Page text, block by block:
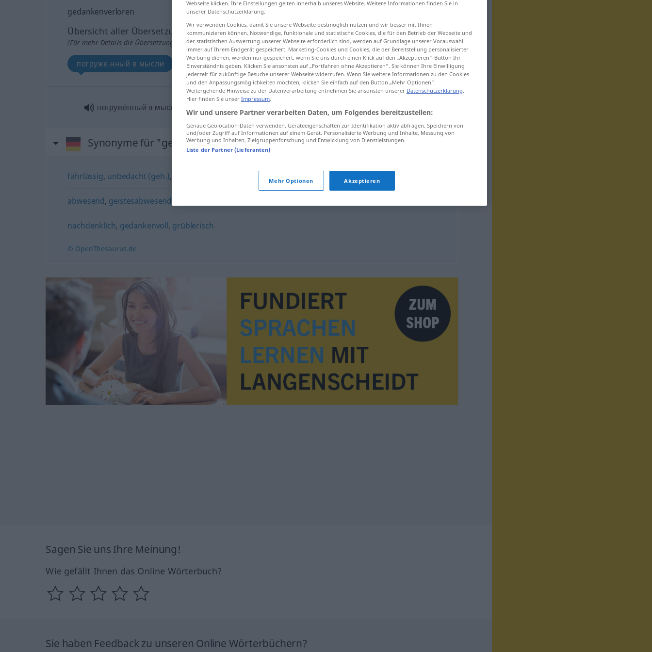
gedankenverloren
Übersicht aller Übersetzungen
(Für mehr Details die Übersetzung anklicken/antippen)
погружe.нный в мысли
погружённый в мысли gedankenverloren
Synonyme für "gedankenverloren"
fahrlässig, unbedacht (geh.),
abwesend, geistesabwesend
nachdenklich, gedankenvoll, grüblerisch
© OpenThesaurus.de
Sagen Sie uns Ihre Meinung!
Wie gefällt Ihnen das Online Wörterbuch?
Sie haben Feedback zu unseren Online Wörterbüchern?
Webseite klicken. Ihre Einstellungen gelten innerhalb unseres Website. Weitere Informationen finden Sie in
unserer Datenschutzerklärung.
Wir verwenden Cookies, damit Sie unsere Webseite bestmöglich nutzen und wir besser mit Ihnen
kommunizieren können. Notwendige, funktionale und statistische Cookies, die für den Betrieb der Webseite und
der statistischen Auswertung unserer Webseite erforderlich sind, werden auf Grundlage unserer Vorauswahl
immer auf Ihrem Endgerät gespeichert. Marketing-Cookies und Cookies, die der Bereitstellung personalisierter
Werbung dienen, werden nur gespeichert, wenn Sie uns durch einen Klick auf den „Akzeptieren“-Button Ihr
Einverständnis geben. Klicken Sie ansonsten auf „Fortfahren ohne Akzeptieren“. Sie können Ihre Einwilligung
jederzeit für zukünftige Besuche unserer Webseite widerrufen. Wenn Sie weitere Informationen zu den Cookies
und den Anpassungsmöglichkeiten möchten, klicken Sie einfach auf den Button „Mehr Optionen“.
Weitergehende Hinweise zu der Datenverarbeitung entnehmen Sie ansonsten unserer Datenschutzerklärung.
Hier finden Sie unser Impressum.
Wir und unsere Partner verarbeiten Daten, um Folgendes bereitzustellen:
Genaue Geolocation-Daten verwenden. Geräteeigenschaften zur Identifikation aktiv abfragen. Speichern von
und/oder Zugriff auf Informationen auf einem Gerät. Personalisierte Werbung und Inhalte, Messung von
Werbung und Inhalten, Zielgruppenforschung und Entwicklung von Dienstleistungen.
Liste der Partner (Lieferanten)
Mehr Optionen Akzeptieren